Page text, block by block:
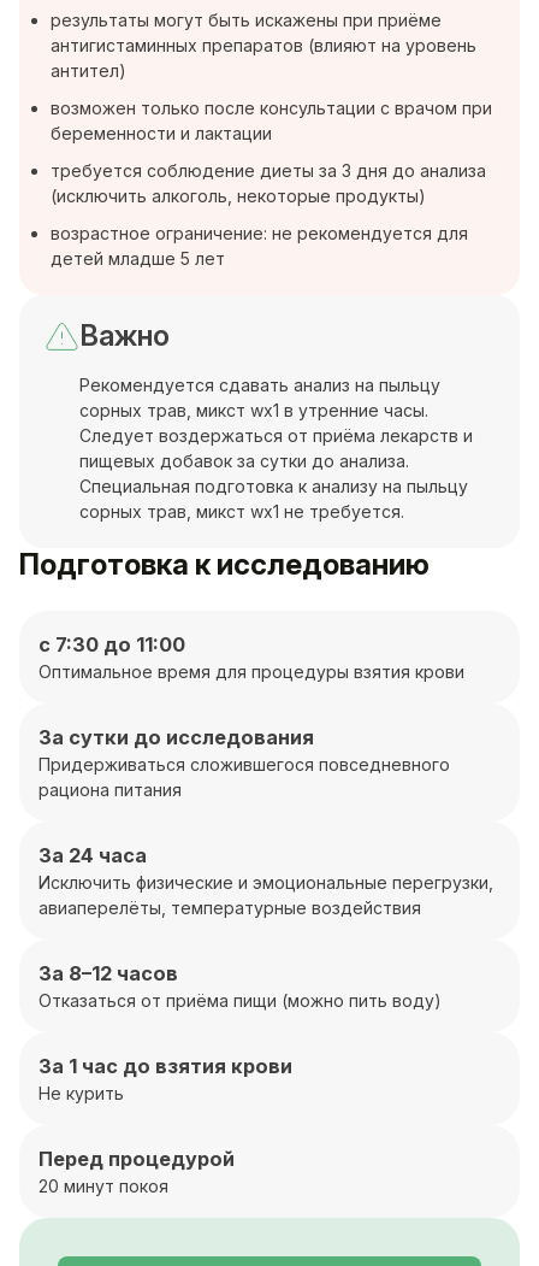
результаты могут быть искажены при приёме
антигистаминных препаратов (влияют на уровень
антител)
возможен только после консультации с врачом при
беременности и лактации
требуется соблюдение диеты за 3 дня до анализа
(исключить алкоголь, некоторые продукты)
возрастное ограничение: не рекомендуется для
детей младше 5 лет
Важно
Рекомендуется сдавать анализ на пыльцу
сорных трав, микст wx1 в утренние часы.
Следует воздержаться от приёма лекарств и
пищевых добавок за сутки до анализа.
Специальная подготовка к анализу на пыльцу
сорных трав, микст wx1 не требуется.
Подготовка к исследованию
с 7:30 до 11:00
Оптимальное время для процедуры взятия крови
За сутки до исследования
Придерживаться сложившегося повседневного
рациона питания
За 24 часа
Исключить физические и эмоциональные перегрузки,
авиаперелёты, температурные воздействия
За 8–12 часов
Отказаться от приёма пищи (можно пить воду)
За 1 час до взятия крови
Не курить
Перед процедурой
20 минут покоя